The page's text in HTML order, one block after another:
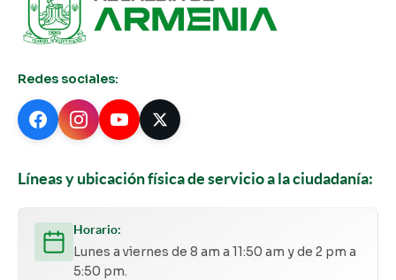
Redes sociales:
Líneas y ubicación física de servicio a la ciudadanía:
Horario:
Lunes a viernes de 8 am a 11:50 am y de 2 pm a
5:50 pm.